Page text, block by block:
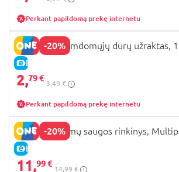
Perkant papildomą prekę internetu
-20%
E-KAINA
BRITTON Stumdomųjų durų užraktas,
2,79 €
3,49 €
Perkant papildomą prekę internetu
-20%
E-KAINA
BRITTON Namų saugos rinkinys,
11,99 €
14,99 €